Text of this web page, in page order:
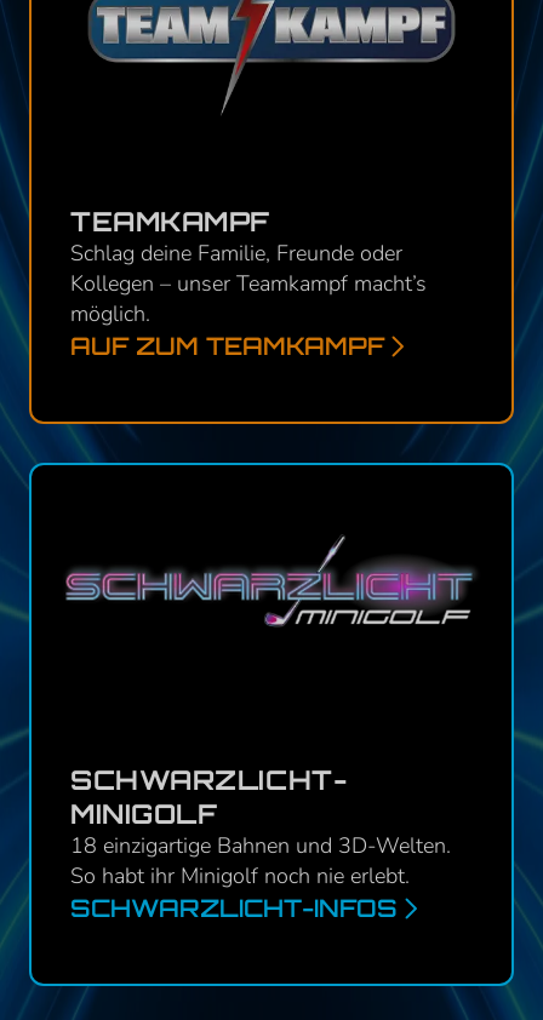
TEAMKAMPF
Schlag deine Familie, Freunde oder
Kollegen – unser Teamkampf macht’s
möglich.
AUF ZUM TEAMKAMPF
SCHWARZLICHT-
MINIGOLF
18 einzigartige Bahnen und 3D-Welten.
So habt ihr Minigolf noch nie erlebt.
SCHWARZLICHT-INFOS